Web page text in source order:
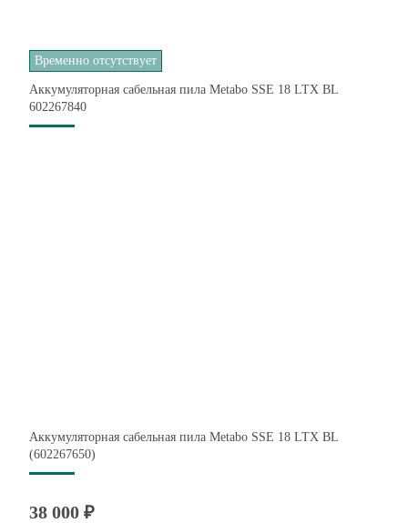
Временно отсутствует
Аккумуляторная сабельная пила Metabo SSE 18 LTX BL
602267840
Аккумуляторная сабельная пила Metabo SSE 18 LTX BL
(602267650)
38 000 ₽